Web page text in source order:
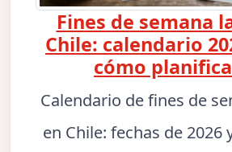
Fines de semana
Chile: calendario
cómo
Calendario de fines de
en Chile: fechas de 2026